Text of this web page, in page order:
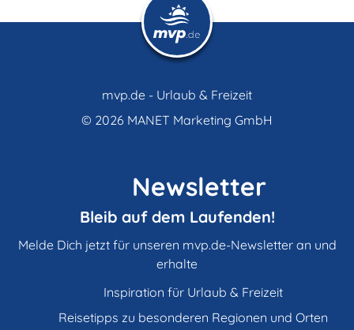
mvp.de - Urlaub & Freizeit
© 2026 MANET Marketing GmbH
Newsletter
Bleib auf dem Laufenden!
Melde Dich jetzt für unseren mvp.de-Newsletter an und
erhalte
Inspiration für Urlaub & Freizeit
Reisetipps zu besonderen Regionen und Orten